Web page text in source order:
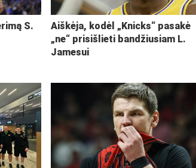
S.
Aiškėja, kodėl „Knicks“ pasakė
„ne“ prisišlieti bandžiusiam L.
Jamesui